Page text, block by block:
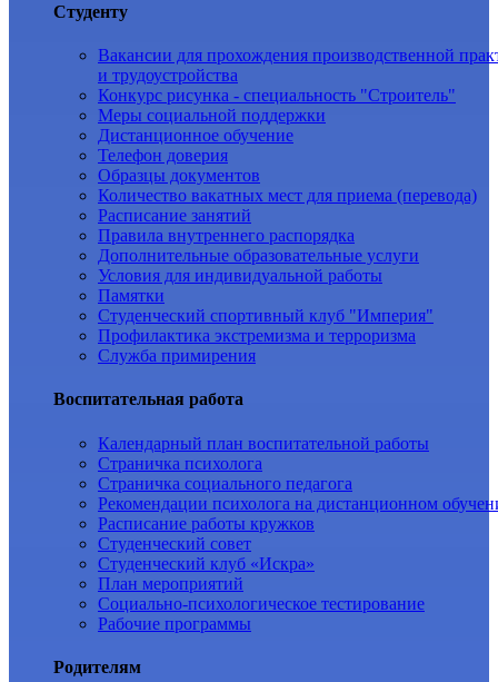
Студенту
Вакансии для прохождения производственной
и трудоустройства
Конкурс рисунка - специальность "Строитель"
Меры социальной поддержки
Дистанционное обучение
Телефон доверия
Образцы документов
Количество вакатных мест для приема (перевода)
Расписание занятий
Правила внутреннего распорядка
Дополнительные образовательные услуги
Условия для индивидуальной работы
Памятки
Студенческий спортивный клуб "Империя"
Профилактика экстремизма и терроризма
Служба примирения
Воспитательная работа
Календарный план воспитательной работы
Страничка психолога
Страничка социального педагога
Рекомендации психолога на дистанционном
Расписание работы кружков
Студенческий совет
Студенческий клуб «Искра»
План мероприятий
Социально-психологическое тестирование
Рабочие программы
Родителям